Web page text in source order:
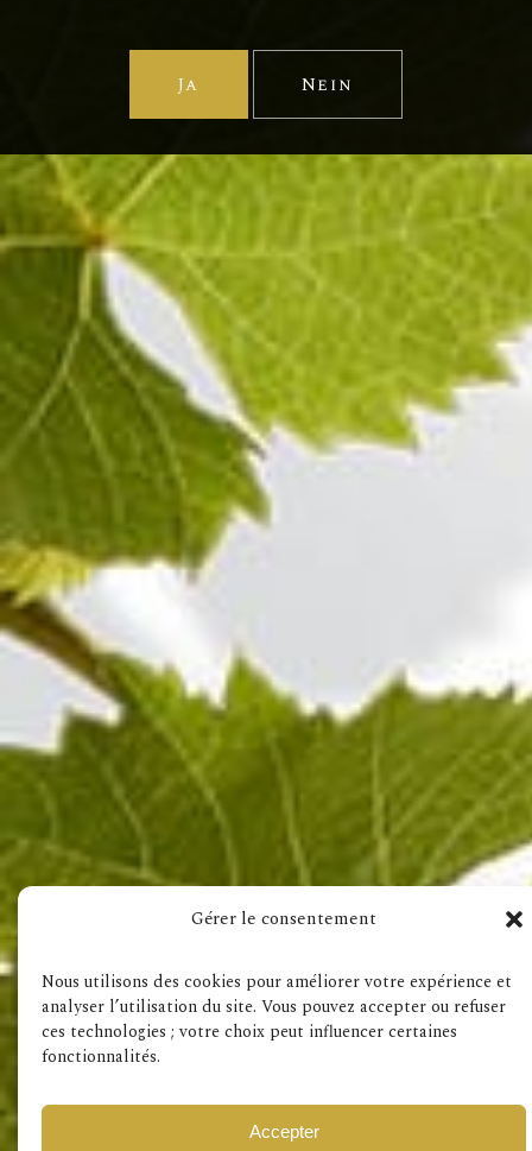
Gérer le consentement
Nous utilisons des cookies pour améliorer votre expérience et
analyser l’utilisation du site. Vous pouvez accepter ou refuser
ces technologies ; votre choix peut influencer certaines
fonctionnalités.
Accepter
Ja Nein
Champagne BLANC DE NOIRS EXTRA-
BRUT
100% Pinot Noir
Champagne ROSÉ
Besuchen Sie auch